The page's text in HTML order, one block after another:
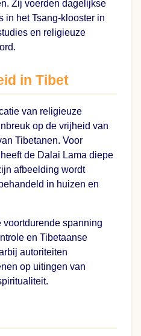
Zij voerden dagelijkse
in het Tsang-klooster in
en religieuze
in Tibet
van religieuze
op de vrijheid van
Tibetanen. Voor
de Dalai Lama diepe
afbeelding wordt
in huizen en
voortdurende spanning
en Tibetaanse
autoriteiten
op uitingen van